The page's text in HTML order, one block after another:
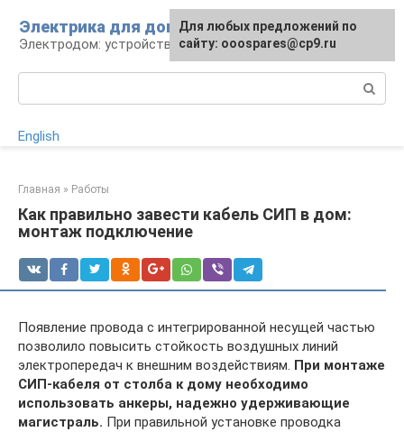
контенту
Электрика для дома
Электродом: устройства, кабели, ремонт
English
Главная » Работы
Как правильно завести кабель СИП в дом:
монтаж подключение
Появление провода с интегрированной несущей частью
позволило повысить стойкость воздушных линий
электропередач к внешним воздействиям. При монтаже
СИП-кабеля от столба к дому необходимо
использовать анкеры, надежно удерживающие
магистраль. При правильной установке проводка
Для любых предложений по
сайту: ooospares@cp9.ru